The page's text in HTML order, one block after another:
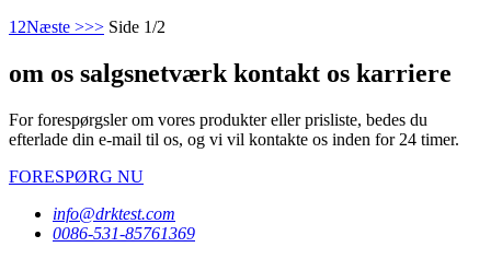
1 2Næste >>> Side 1/2
om os salgsnetværk kontakt os karriere
For forespørgsler om vores produkter eller prisliste, bedes du
efterlade din e-mail til os, og vi vil kontakte os inden for 24 timer.
FORESPØRG NU
info@drktest.com
0086-531-85761369